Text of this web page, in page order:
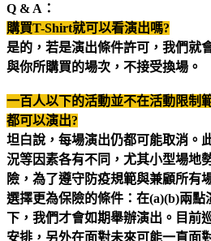
Q & A ：
購買T-Shirt就可以看演出嗎?
是的，若是演出條件許可，我們就
與你所購買的場次，不接受換場。
一百人以下的活動並不在活動限制
都可以演出?
坦白說，每場演出仍都可能取消。
況等因素各有不同，尤其小型場地
險，為了遵守防疫規範與兼顧所有
選擇更為保險的條件：在(a)(b)兩
下，我們才會如期舉辦演出。目前
安排，另外在面對未來可能一直面